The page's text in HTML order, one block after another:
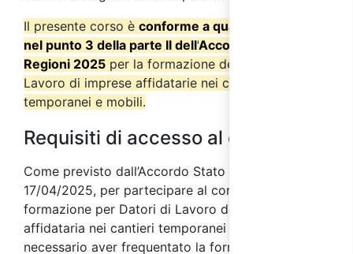
Il presente corso è conforme a quanto previsto
nel punto 3 della parte II dell’Accordo Stato
Regioni 2025 per la formazione del Datore di
Lavoro di imprese affidatarie nei cantieri
temporanei e mobili.
Requisiti di accesso al corso
Come previsto dall’Accordo Stato Regioni
17/04/2025, per partecipare al corso di
formazione per Datori di Lavoro dell’impresa
affidataria nei cantieri temporanei e mobili è
necessario aver frequentato la formazione